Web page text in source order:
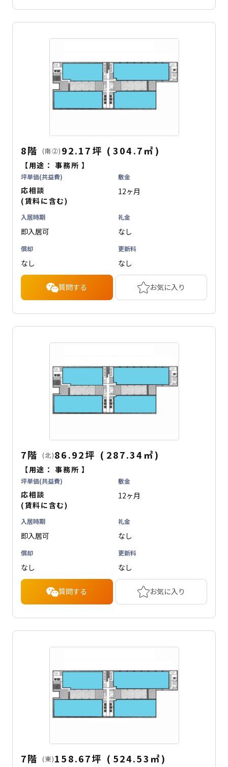
8階 (南②) 92.17坪 ( 304.7㎡ )
【用途：事務所 】
坪単価(共益費)
応相談
(賃料に含む)
敷金
12ヶ月
入居時期
即入居可
礼金
なし
償却
なし
更新料
なし
質問する お気に入り
7階 (北)86.92坪 ( 287.34 ㎡)
【用途：事務所 】
坪単価(共益費)
応相談
(賃料に含む)
敷金
12ヶ月
入居時期
即入居可
礼金
なし
償却
なし
更新料
なし
質問する お気に入り
7階 (東)158.67坪 ( 524.53 ㎡)